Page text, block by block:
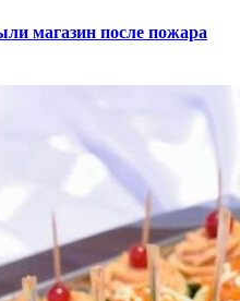
магазин после пожара